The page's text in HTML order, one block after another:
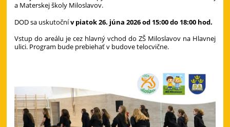
a Materskej školy Miloslavov.
DOD sa uskutočnív piatok 26. júna 2026 od 15:00 do 18:00 hod.
Vstup do areálu je cez hlavný vchod do ZŠ Miloslavov na Hlavnej
ulici. Program bude prebiehať v budove telocvične.